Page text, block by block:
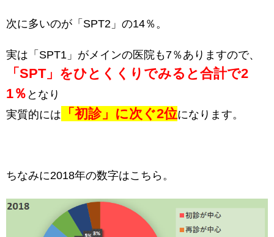
次に多いのが「SPT2」の14％。
実は「SPT1」がメインの医院も7％ありますので、
「SPT」をひとくくりでみると合計で2
1％ となり
実質的には
「初診」に次ぐ2位になります。
ちなみに2018年の数字はこちら。